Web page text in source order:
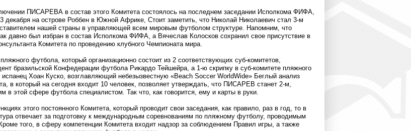
ПИСАРЕВА в состав этого Комитета состоялось на последнем заседании Исполкома ФИФА,
декабря на острове Роббен в Южной Африке, Стоит заметить, что Николай Николаевич стал 3-м
нашей страны в управляющей всем мировым футболом структуре. Напомним, что
давно был избран в состав Исполкома ФИФА, а Вячеслав Колосков сохранил свое присутствие в
Комитета по проведению клубного Чемпионата мира.
футбола, который организационно состоит из 2 соответствующих суб-комитетов,
бразильской Конфедерации футбола Рикардо Тейшейра, а 1-ю скрипку в суб-комитете пляжного
Хоан Куско, возглавляющий небезызвестную «Beach Soccer WorldWide» Беглый анализ
в который на сегодня входит 10 человек, позволяет утверждать, что ПИСАРЕВ станет 2-м,
в этой сфере футбола специалистом. Так что, как говорится, ему и карты в руки.
этого постоянного Комитета, который проводит свои заседания, как правило, раз в год, то в
отвечает за подготовку к международным соревнованиям по пляжному футболу, проводимым
того, в сферу компетенции Комитета входит надзор за соблюдением Правил игры, а также